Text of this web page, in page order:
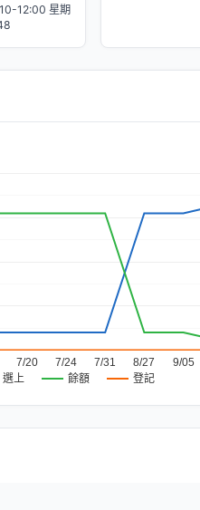
12:00 星期
選上 餘額 登記
7/20 7/24 7/31 8/27 9/05